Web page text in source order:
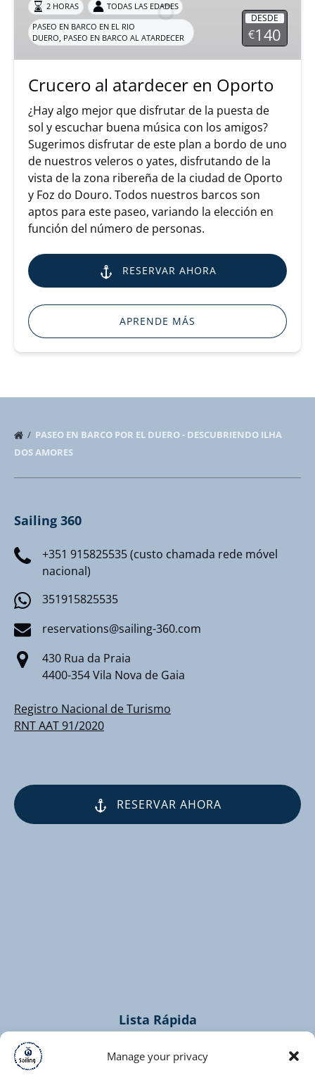
Manage your privacy
Oporto
DESDE
€140
2 HORAS
TODAS LAS EDADES
PASEO EN BARCO EN EL RIO
DUERO, PASEO EN BARCO AL ATARDECER
Crucero al atardecer en Oporto
¿Hay algo mejor que disfrutar de la puesta de
sol y escuchar buena música con los amigos?
Sugerimos disfrutar de este plan a bordo de uno
de nuestros veleros o yates, disfrutando de la
vista de la zona ribereña de la ciudad de Oporto
y Foz do Douro. Todos nuestros barcos son
aptos para este paseo, variando la elección en
función del número de personas.
RESERVAR AHORA
APRENDE MÁS
PASEO EN BARCO POR EL DUERO - DESCUBRIENDO ILHA
DOS AMORES
Sailing 360
+351 915825535 (custo chamada rede móvel
nacional)
351915825535
reservations@sailing-360.com
430 Rua da Praia
4400-354 Vila Nova de Gaia
Registro Nacional de Turismo
RNT AAT 91/2020
RESERVAR AHORA
Lista Rápida
Home